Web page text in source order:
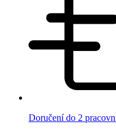
Doručení do 2